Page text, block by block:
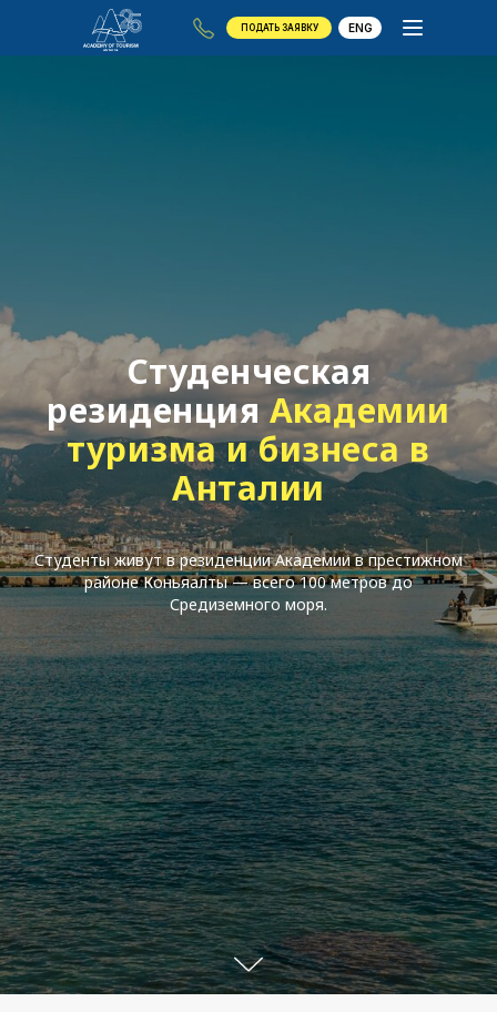
ENG
ПОДАТЬ ЗАЯВКУ
Студенческая
резиденцияАкадемии
туризма и бизнеса в
Анталии
Студенты живут в резиденции Академии в престижном
районе Коньяалты — всего 100 метров до
Средиземного моря.